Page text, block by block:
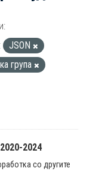
JSON
група
2024
со другите